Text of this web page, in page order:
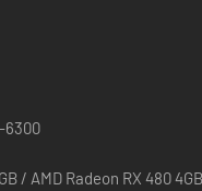
6300
/ AMD Radeon RX 480 4GB